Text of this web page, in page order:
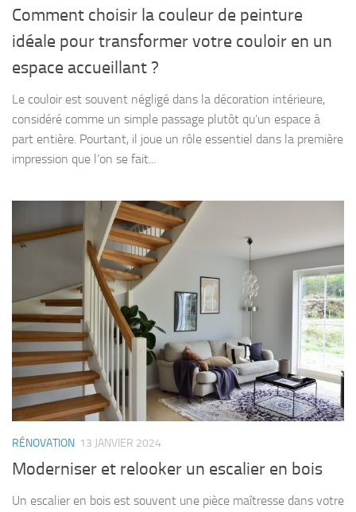
Comment choisir la couleur de peinture
idéale pour transformer votre couloir en un
espace accueillant ?
Le couloir est souvent négligé dans la décoration intérieure,
considéré comme un simple passage plutôt qu’un espace à
part entière. Pourtant, il joue un rôle essentiel dans la première
impression que l’on se fait...
RÉNOVATION 13 JANVIER 2024
Moderniser et relooker un escalier en bois
Un escalier en bois est souvent une pièce maîtresse dans votre